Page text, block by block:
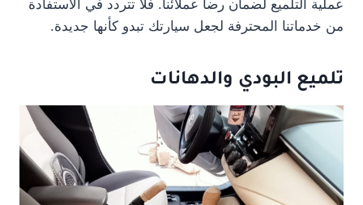
عملية التلميع لضمان رضا عملائنا. فلا تتردد في الاستفادة
من خدماتنا المحترفة لجعل سيارتك تبدو كأنها جديدة.
تلميع البودي والدهانات